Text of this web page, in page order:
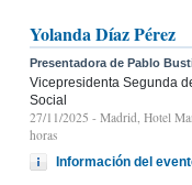
Yolanda Díaz Pérez
Presentadora de Pablo
Vicepresidenta Segunda
Social
27/11/2025 - Madrid, Hotel
horas
Información del